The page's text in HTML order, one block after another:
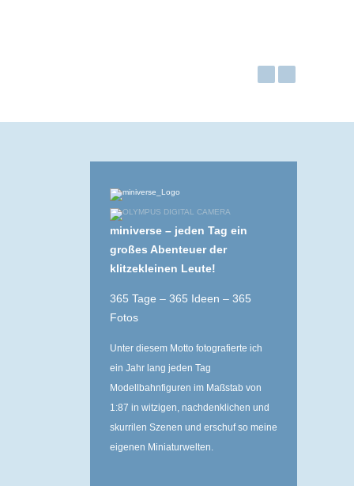
miniverse – jeden Tag ein
großes Abenteuer der
klitzekleinen Leute!
365 Tage – 365 Ideen – 365
Fotos
Unter diesem Motto fotografierte ich
ein Jahr lang jeden Tag
Modellbahnfiguren im Maßstab von
1:87 in witzigen, nachdenklichen und
skurrilen Szenen und erschuf so meine
eigenen Miniaturwelten.